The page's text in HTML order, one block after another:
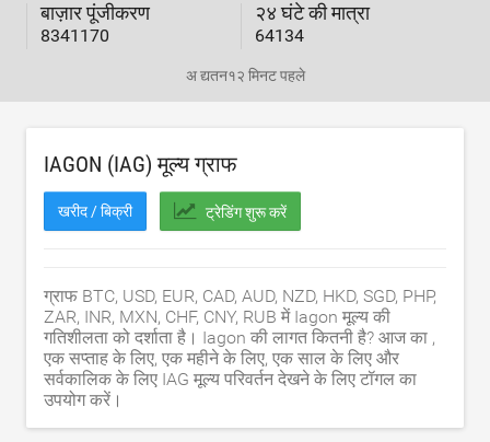
बाज़ार पूंजीकरण
8341170
२४ घंटे की मात्रा
64134
अ द्यतन१२ मिनट पहले
IAGON (IAG) मूल्य ग्राफ
खरीद / बिक्री ट्रेडिंग शुरू करें
ग्राफ BTC, USD, EUR, CAD, AUD, NZD, HKD, SGD, PHP,
ZAR, INR, MXN, CHF, CNY, RUB में Iagon मूल्य की
गतिशीलता को दर्शाता है। Iagon की लागत कितनी है? आज का ,
एक सप्ताह के लिए, एक महीने के लिए, एक साल के लिए और
सर्वकालिक के लिए IAG मूल्य परिवर्तन देखने के लिए टॉगल का
उपयोग करें।